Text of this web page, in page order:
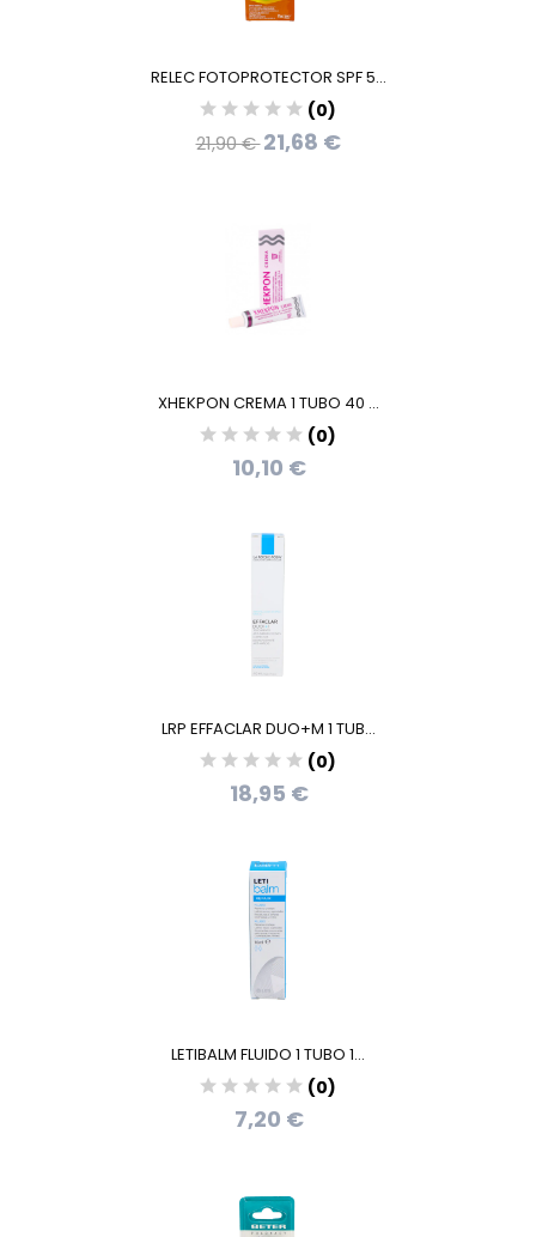
RELEC FOTOPROTECTOR SPF 5...
(0)
21,90 €21,68 €
XHEKPON CREMA 1 TUBO 40 ...
(0)
10,10 €
LRP EFFACLAR DUO+M 1 TUB...
(0)
18,95 €
LETIBALM FLUIDO 1 TUBO 1...
(0)
7,20 €